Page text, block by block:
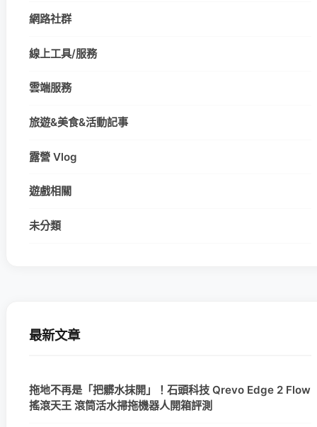
網路社群
線上工具/服務
雲端服務
旅遊&美食&活動記事
露營 Vlog
遊戲相關
未分類
最新文章
拖地不再是「把髒水抹開」！石頭科技 Qrevo Edge 2 Flow
搖滾天王 滾筒活水掃拖機器人開箱評測